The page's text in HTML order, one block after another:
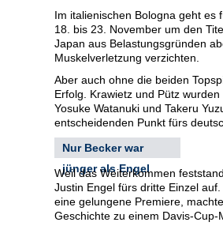
Im italienischen Bologna geht es
18. bis 23. November um den
Japan aus Belastungsgründen
Muskelverletzung verzichten.
Aber auch ohne die beiden
Erfolg. Krawietz und Pütz
Yosuke Watanuki und Takeru
entscheidenden Punkt fürs
Nur Becker war
jünger als Engel
Weil das Weiterkommen
Justin Engel fürs dritte Einzel
eine gelungene Premiere,
Geschichte zu einem Davis-